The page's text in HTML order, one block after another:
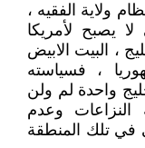
ولاية الفقيه ،
لا يصبح لأمريكا
، البيت الابيض
، فسياسته
واحدة لم ولن
النزاعات وعدم
في تلك المنطقة